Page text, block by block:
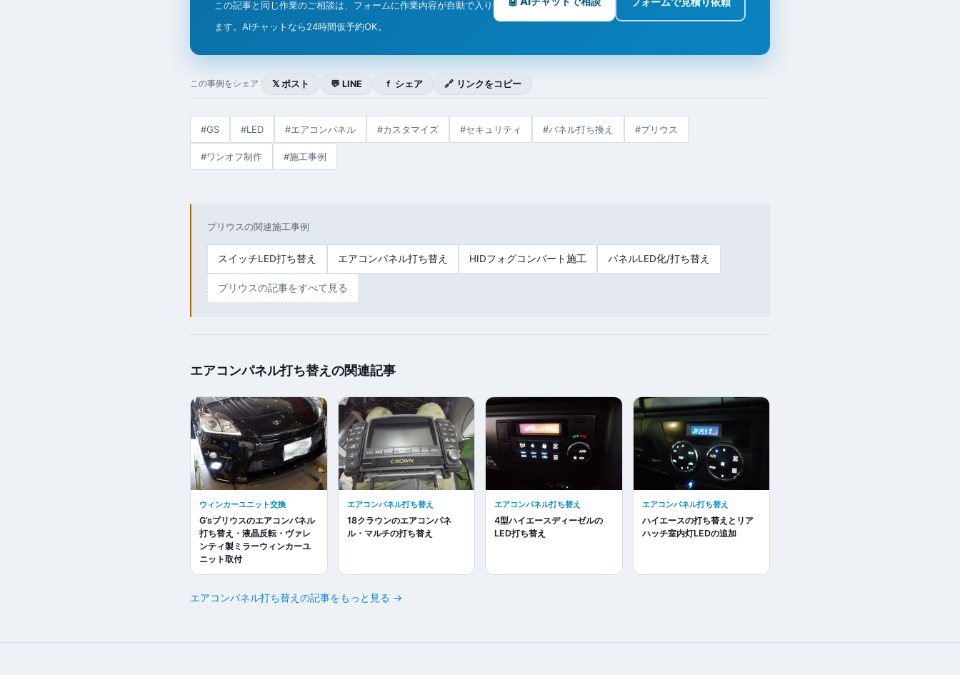
この記事と同じ作業のご相談は、フォームに作業内容が自動で入り
ます。AIチャットなら24時間仮予約OK。
この事例をシェア 𝕏 ポスト 💬 LINE ｆ シェア 🔗 リンクをコピー
#GS #LED #エアコンパネル #カスタマイズ #セキュリティ #パネル打ち換え #プリウス
#ワンオフ制作 #施工事例
プリウスの関連施工事例
スイッチLED打ち替え エアコンパネル打ち替え HIDフォグコンバート施工 パネルLED化/打ち替え
プリウスの記事をすべて見る
エアコンパネル打ち替えの関連記事
ウィンカーユニット交換
G’sプリウスのエアコンパネル
打ち替え・液晶反転・ヴァレ
ンティ製ミラーウィンカーユ
ニット取付
エアコンパネル打ち替え
18クラウンのエアコンパネ
ル・マルチの打ち替え
エアコンパネル打ち替え
4型ハイエースディーゼルの
LED打ち替え
エアコンパネル打ち替え
ハイエースの打ち替えとリア
ハッチ室内灯LEDの追加
エアコンパネル打ち替えの記事をもっと見る →